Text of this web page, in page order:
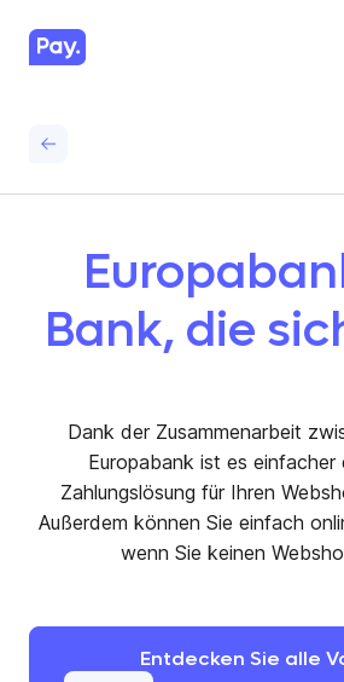
Bank, die
Dank der Zusammenarbeit
Europabank ist es einfacher
Zahlungslösung für Ihren
Außerdem können Sie einfach
wenn Sie keinen
Entdecken Sie alle